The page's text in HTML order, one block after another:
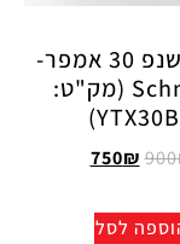
מצבר שנפ 30 אמפר-
Schnapp (מק"ט:
900
750₪
לסל